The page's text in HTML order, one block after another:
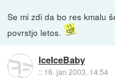
Se mi zdi da bo res kmalu
povrstjo letos.
IceIceBaby
:: 16. jan 2003, 14:54